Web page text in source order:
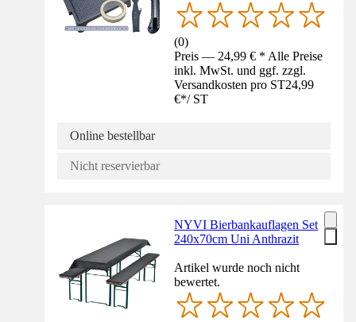
(0)
Preis — 24,99 € * Alle Preise
inkl. MwSt. und ggf. zzgl.
Versandkosten pro ST24,99
€*/ ST
Online bestellbar
Nicht reservierbar
NYVI Bierbankauflagen Set
240x70cm Uni Anthrazit
Artikel wurde noch nicht
bewertet.